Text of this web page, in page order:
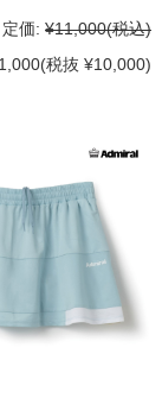
定価: ¥11,000(税込)
(税抜 ¥10,000)